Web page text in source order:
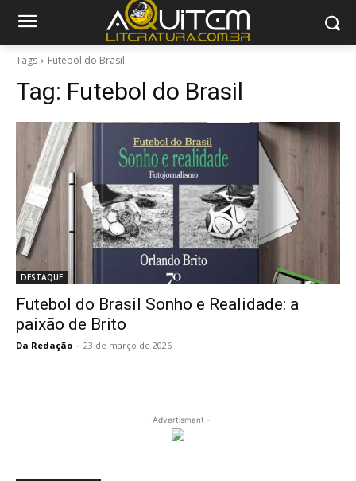
Tags Futebol do Brasil
Tag: Futebol do Brasil
DESTAQUE
Futebol do Brasil Sonho e Realidade: a
paixão de Brito
Da Redação - 23 de março de 2026
- Advertisment -